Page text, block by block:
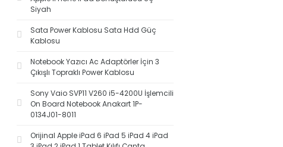
Siyah
Sata Power Kablosu Sata Hdd Güç
Kablosu
Notebook Yazıcı Ac Adaptörler İçin 3
Çıkışlı Topraklı Power Kablosu
Sony Vaio SVP11 V260 i5-4200U İşlemcili
On Board Notebook Anakart 1P-
0134J01-8011
Orijinal Apple iPad 6 iPad 5 iPad 4 iPad